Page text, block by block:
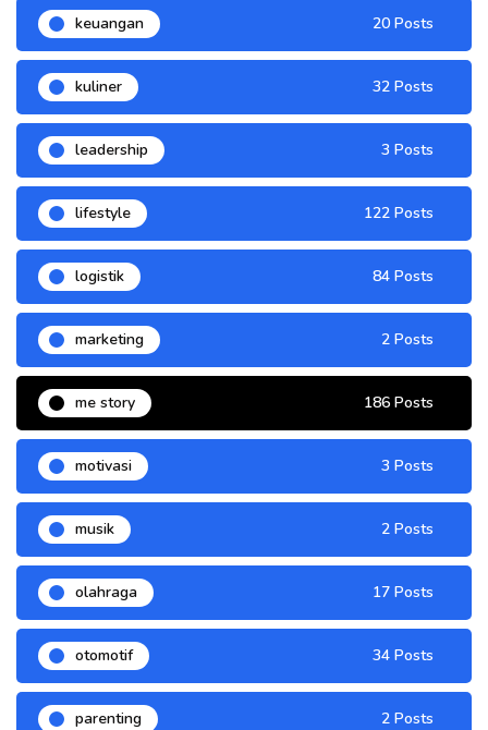
keuangan 20 Posts
kuliner 32 Posts
leadership 3 Posts
lifestyle 122 Posts
logistik 84 Posts
marketing 2 Posts
me story 186 Posts
motivasi 3 Posts
musik 2 Posts
olahraga 17 Posts
otomotif 34 Posts
parenting 2 Posts